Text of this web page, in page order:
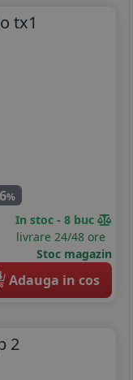
tx1
%
In stoc - 8 buc
livrare 24/48 ore
Stoc magazin
Adauga in cos
2